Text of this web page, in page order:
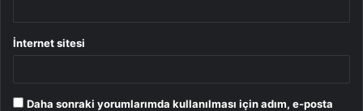
İnternet sitesi
Daha sonraki yorumlarımda kullanılması için adım, e-posta